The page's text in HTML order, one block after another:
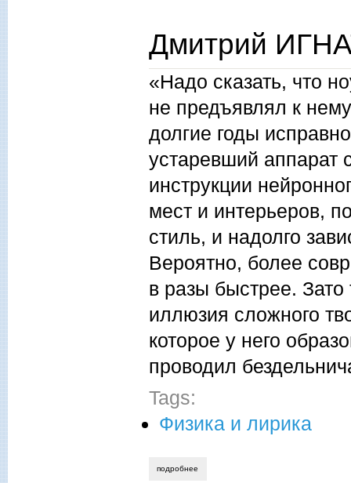
Дмитрий
«Надо сказать, что
не предъявлял к
долгие годы
устаревший аппарат
инструкции
мест и интерьеров,
стиль, и надолго
Вероятно, более
в разы быстрее. Зато
иллюзия сложного
которое у него
проводил
Tags:
Физика и лирика
подробнее